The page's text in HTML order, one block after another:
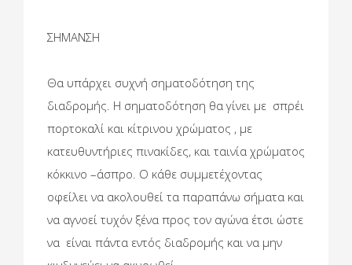
ΣΗΜΑΝΣΗ
Θα υπάρχει συχνή σηματοδότηση της
διαδρομής. Η σηματοδότηση θα γίνει με σπρέι
πορτοκαλί και κίτρινου χρώματος , με
κατευθυντήριες πινακίδες, και ταινία χρώματος
κόκκινο –άσπρο. Ο κάθε συμμετέχοντας
οφείλει να ακολουθεί τα παραπάνω σήματα και
να αγνοεί τυχόν ξένα προς τον αγώνα έτσι ώστε
να είναι πάντα εντός διαδρομής και να μην